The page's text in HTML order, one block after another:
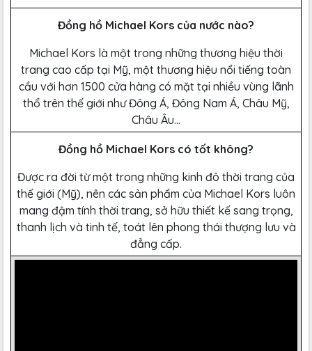
Đồng hồ Michael Kors của nước nào?
Michael Kors là một trong những thương hiệu thời
trang cao cấp tại Mỹ, một thương hiệu nổi tiếng toàn
cầu với hơn 1500 cửa hàng có mặt tại nhiều vùng lãnh
thổ trên thế giới như Đông Á, Đông Nam Á, Châu Mỹ,
Châu Âu…
Đồng hồ Michael Kors có tốt không?
Được ra đời từ một trong những kinh đô thời trang của
thế giới (Mỹ), nên các sản phẩm của Michael Kors luôn
mang đậm tính thời trang, sở hữu thiết kế sang trọng,
thanh lịch và tinh tế, toát lên phong thái thượng lưu và
đẳng cấp.